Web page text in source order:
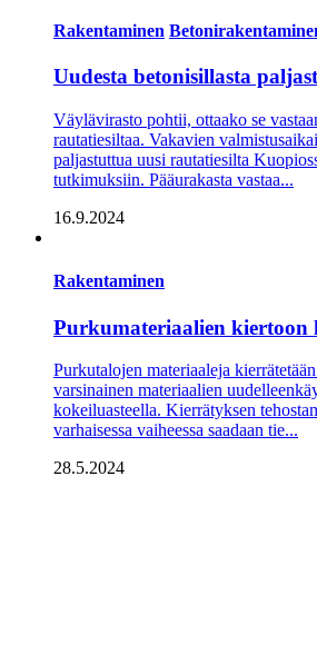
Rakentaminen
Uudesta betonisillasta
Väylävirasto pohtii, ottaako se
rautatiesiltaa. Vakavien
paljastuttua uusi rautatiesilta
tutkimuksiin. Pääurakasta vastaa...
16.9.2024
Rakentaminen
Purkumateriaalien kiertoon
Purkutalojen materiaaleja
varsinainen materiaalien
kokeiluasteella. Kierrätyksen
varhaisessa vaiheessa saadaan tie...
28.5.2024